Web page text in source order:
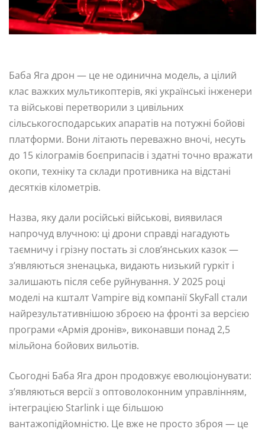
Баба Яга дрон — це не одинична модель, а цілий
клас важких мультикоптерів, які українські інженери
та військові перетворили з цивільних
сільськогосподарських апаратів на потужні бойові
платформи. Вони літають переважно вночі, несуть
до 15 кілограмів боєприпасів і здатні точно вражати
окопи, техніку та склади противника на відстані
десятків кілометрів.
Назва, яку дали російські військові, виявилася
напрочуд влучною: ці дрони справді нагадують
таємничу і грізну постать зі слов’янських казок —
з’являються зненацька, видають низький гуркіт і
залишають після себе руйнування. У 2025 році
моделі на кшталт Vampire від компанії SkyFall стали
найрезультативнішою зброєю на фронті за версією
програми «Армія дронів», виконавши понад 2,5
мільйона бойових вильотів.
Сьогодні Баба Яга дрон продовжує еволюціонувати:
з’являються версії з оптоволоконним управлінням,
інтеграцією Starlink і ще більшою
вантажопідйомністю. Це вже не просто зброя — це